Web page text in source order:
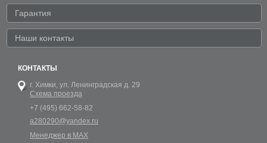
Гарантия
Наши контакты
КОНТАКТЫ
г. Химки, ул. Ленинградская д. 29
Схема проезда
+7 (495) 662-58-82
a280290@yandex.ru
Менеджер в MAX